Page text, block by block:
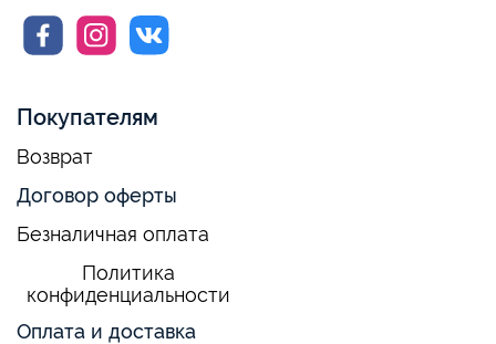
Покупателям
Возврат
Договор оферты
Безналичная оплата
Политика
конфиденциальности
Оплата и доставка